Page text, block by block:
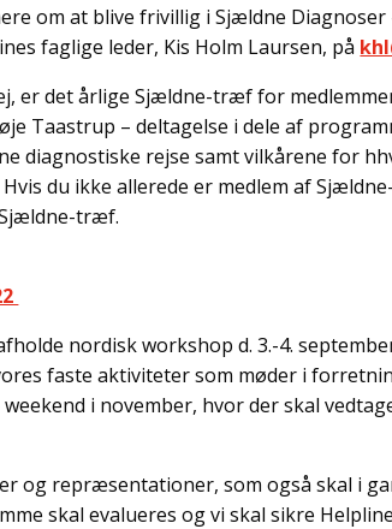
om at blive frivillig i Sjældne Diagnoser
faglige leder, Kis Holm Laursen, på
er det årlige Sjældne-træf for
Taastrup – deltagelse i dele af
diagnostiske rejse samt vilkårene for
du ikke allerede er medlem af
Sjældne-træf.
nordisk workshop d. 3.-4.
faste aktiviteter som møder i
i november, hvor der skal
og repræsentationer, som også skal i
skal evalueres og vi skal sikre